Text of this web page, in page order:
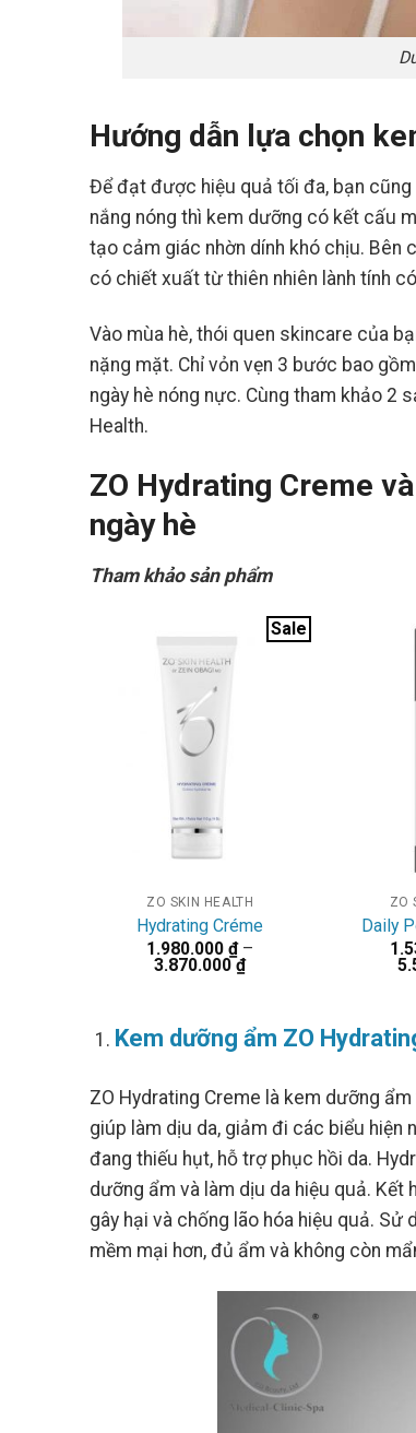
Hướng dẫn lựa chọn
Để đạt được hiệu quả tối đa, bạn
nắng nóng thì kem dưỡng có kết cấu
tạo cảm giác nhờn dính khó chịu. Bên
có chiết xuất từ thiên nhiên lành tính
Vào mùa hè, thói quen skincare của
nặng mặt. Chỉ vỏn vẹn 3 bước bao
ngày hè nóng nực. Cùng tham khảo 2
Health.
ZO Hydrating Creme
ngày hè
Tham khảo sản phẩm
Sale
ZO SKIN HEALTH
Hydrating Créme
1.980.000₫ –
3.870.000₫Khoảng
giá:
đến
3.870.000 ₫
ZO
Daily
Kem dưỡng ẩm ZO
ZO Hydrating Creme là kem dưỡng
giúp làm dịu da, giảm đi các biểu hiện
đang thiếu hụt, hỗ trợ phục hồi da.
dưỡng ẩm và làm dịu da hiệu quả.
gây hại và chống lão hóa hiệu quả.
mềm mại hơn, đủ ẩm và không còn